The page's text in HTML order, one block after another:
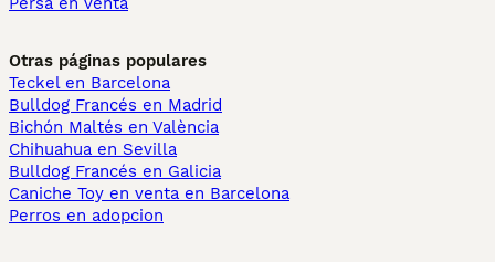
Otras páginas populares
Teckel en Barcelona
Bulldog Francés en Madrid
Bichón Maltés en València
Chihuahua en Sevilla
Bulldog Francés en Galicia
Caniche Toy en venta en Barcelona
Perros en adopcion